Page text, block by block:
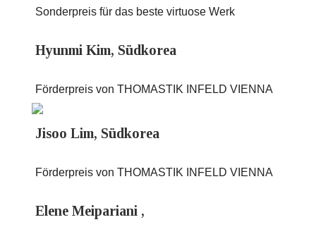
Sonderpreis für das beste virtuose Werk
Hyunmi Kim, Südkorea
Förderpreis von THOMASTIK INFELD VIENNA
Jisoo Lim, Südkorea
Förderpreis von THOMASTIK INFELD VIENNA
Elene Meipariani ,